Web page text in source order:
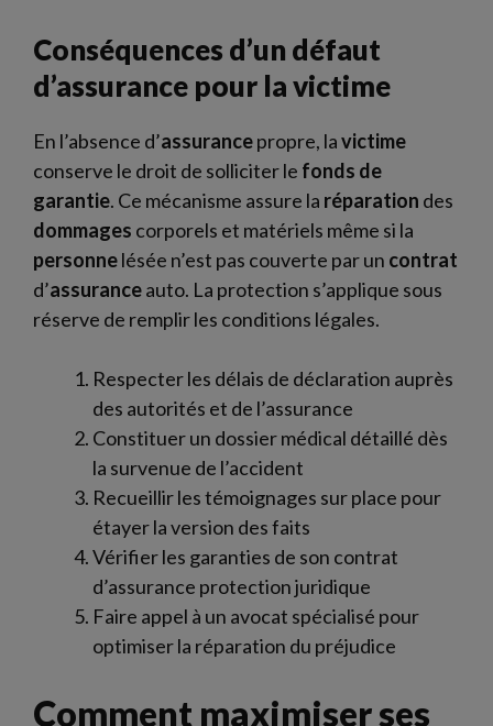
Conséquences d’un défaut
d’assurance pour la victime
En l’absence d’assurancepropre, lavictime
conserve le droit de solliciter le fonds de
garantie. Ce mécanisme assure la réparation des
dommages corporels et matériels même si la
personnelésée n’est pas couverte par un contrat
d’assuranceauto. La protection s’applique sous
réserve de remplir les conditions légales.
Respecter les délais de déclaration auprès
des autorités et de l’assurance
Constituer un dossier médical détaillé dès
la survenue de l’accident
Recueillir les témoignages sur place pour
étayer la version des faits
Vérifier les garanties de son contrat
d’assurance protection juridique
Faire appel à un avocat spécialisé pour
optimiser la réparation du préjudice
Comment maximiser ses